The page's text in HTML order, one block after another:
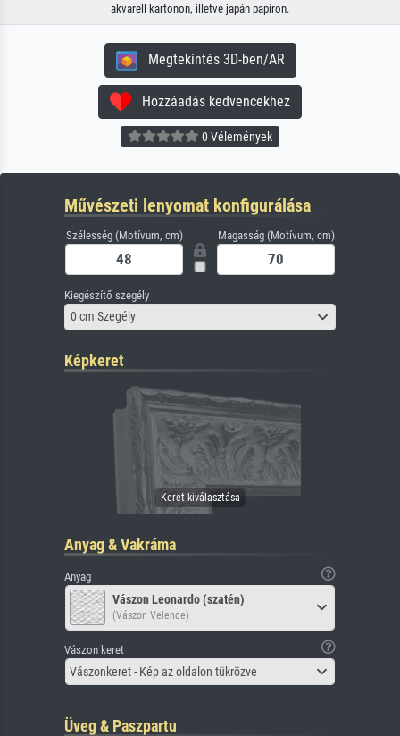
akvarell kartonon, illetve japán papíron.
Megtekintés 3D-ben/AR
Hozzáadás kedvencekhez
0 Vélemények
Művészeti lenyomat konfigurálása
Szélesség (Motívum, cm) Magasság (Motívum, cm)
Kiegészítő szegély
0 cm Szegély
Képkeret
Anyag & Vakráma
Anyag
Vászon Leonardo (szatén)
(Vászon Velence)
Vászon keret
Vászonkeret - Kép az oldalon tükrözve
Üveg & Paszpartu